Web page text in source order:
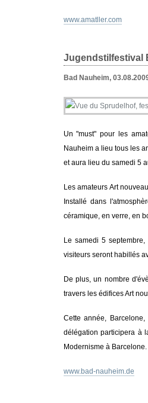
www.amatller.com
Jugendstilfestival
Bad Nauheim,
Un "must" pour les
Nauheim a lieu tous les
et aura lieu du samedi 5
Les amateurs Art
Installé dans
céramique, en verre, en
Le samedi 5
visiteurs seront habillés
De plus, un nombre
travers les édifices Art
Cette année,
délégation participera à
Modernisme à Barcelone.
www.bad-nauheim.de